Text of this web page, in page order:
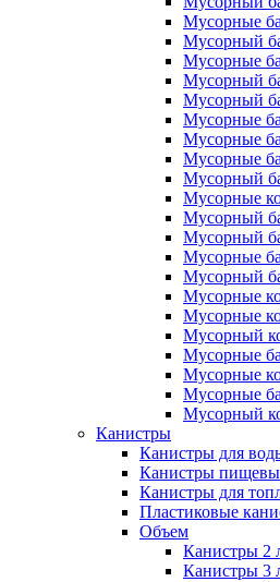
Мусорные
Мусорный
Мусорные
Мусорный
Мусорный
Мусорные
Мусорные
Мусорные
Мусорный
Мусорные
Мусорный
Мусорный
Мусорные
Мусорный
Мусорные
Мусорные
Мусорный
Мусорные
Мусорные
Мусорные
Мусорный
Канистры
Канистры для
Канистры
Канистры для
Пластиковые
Объем
Канистры 2
Канистры 3